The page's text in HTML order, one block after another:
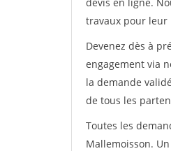
travaux pour leur
Devenez dès à
engagement via
la demande
de tous les
Toutes les
Mallemoisson.